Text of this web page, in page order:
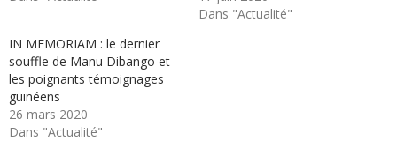
Dans "Actualité"
IN MEMORIAM : le dernier
souffle de Manu Dibango et
les poignants témoignages
guinéens
26 mars 2020
Dans "Actualité"